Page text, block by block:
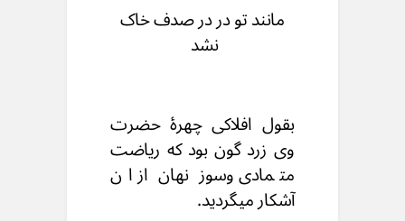
مانند تو در در صدف خاک
نشد
بقول افلاکی چهرۀ حضرت
وی زرد گون بود که ریاضت
متمادی وسوز نهان از ان
آشکار میگردید.